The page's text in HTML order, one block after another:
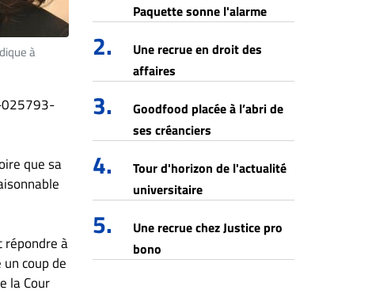
à
025793-
que sa
répondre à
coup de
la Cour
Paquette sonne l'alarme
2.
Une recrue en droit des
affaires
3.
Goodfood placée à l’abri de
ses créanciers
4.
Tour d'horizon de l'actualité
universitaire
5.
Une recrue chez Justice pro
bono